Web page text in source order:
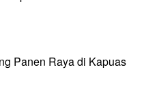
Panen Raya di Kapuas